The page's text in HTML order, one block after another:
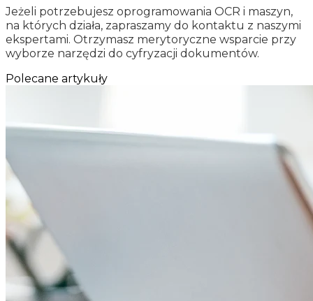
Jeżeli potrzebujesz oprogramowania OCR i maszyn,
na których działa, zapraszamy do kontaktu z naszymi
ekspertami. Otrzymasz merytoryczne wsparcie przy
wyborze narzędzi do cyfryzacji dokumentów.
Polecane artykuły